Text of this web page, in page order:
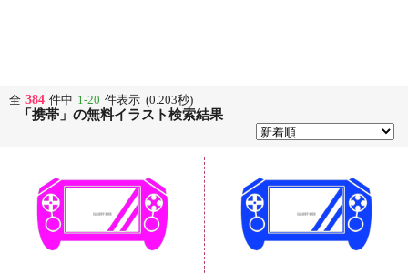
全 384 件中 1-20 件表示 (0.203秒)
「携帯」の無料イラスト検索結果